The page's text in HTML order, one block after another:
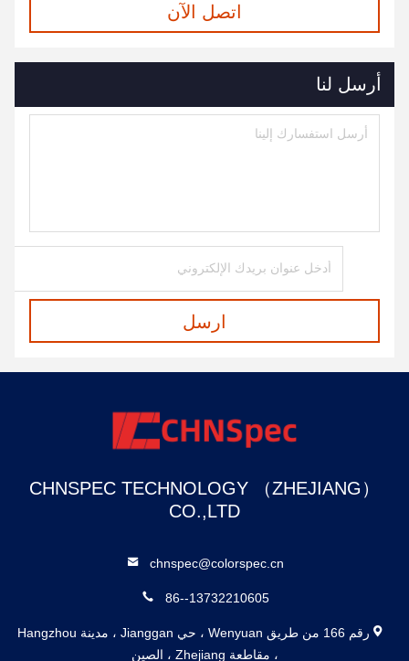
اتصل الآن
أرسل لنا
ارسل
CHNSPEC TECHNOLOGY （ZHEJIANG）
CO.,LTD
chnspec@colorspec.cn
86--13732210605
رقم 166 من طريق Wenyuan ، حي Jianggan ، مدينة Hangzhou
، مقاطعة Zhejiang ، الصين